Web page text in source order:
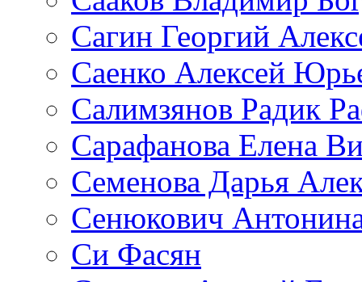
Сагин Георгий
Саенко Алексей
Салимзянов Радик
Сарафанова Елена
Семенова Дарья
Сенюкович
Си Фасян